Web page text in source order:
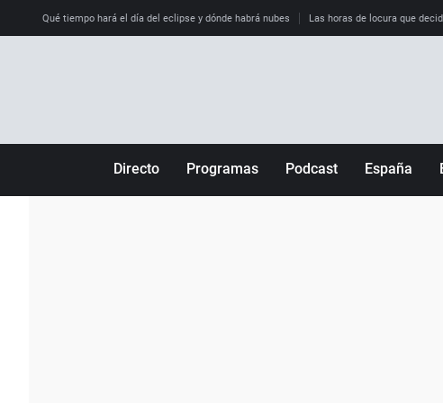
Qué tiempo hará el día del eclipse y dónde habrá nubes Las horas de locura que
Directo Programas Podcast España